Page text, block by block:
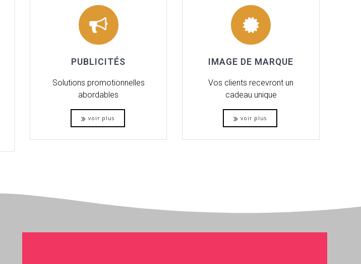
PUBLICITÉS
Solutions promotionnelles
abordables
voir plus
IMAGE DE MARQUE
Vos clients recevront un
cadeau unique
voir plus